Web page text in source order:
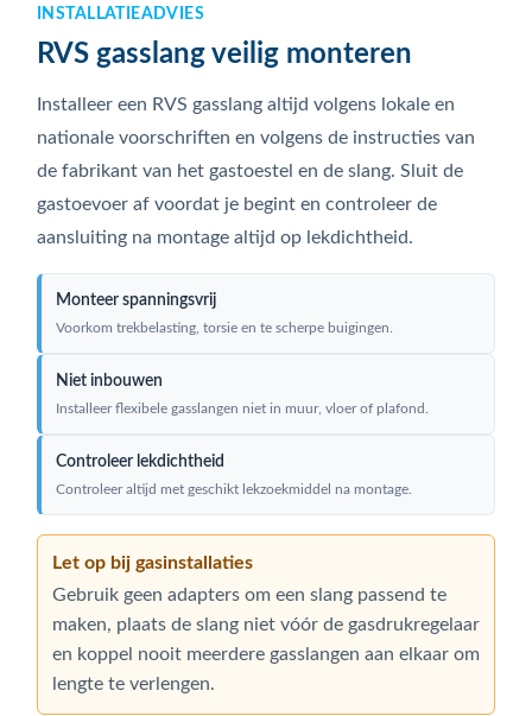
INSTALLATIEADVIES
RVS gasslang veilig monteren
Installeer een RVS gasslang altijd volgens lokale en
nationale voorschriften en volgens de instructies van
de fabrikant van het gastoestel en de slang. Sluit de
gastoevoer af voordat je begint en controleer de
aansluiting na montage altijd op lekdichtheid.
Monteer spanningsvrij
Voorkom trekbelasting, torsie en te scherpe buigingen.
Niet inbouwen
Installeer flexibele gasslangen niet in muur, vloer of plafond.
Controleer lekdichtheid
Controleer altijd met geschikt lekzoekmiddel na montage.
Let op bij gasinstallaties
Gebruik geen adapters om een slang passend te
maken, plaats de slang niet vóór de gasdrukregelaar
en koppel nooit meerdere gasslangen aan elkaar om
lengte te verlengen.